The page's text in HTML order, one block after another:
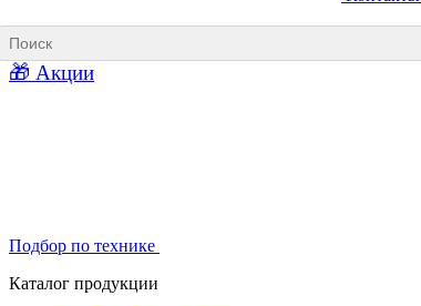
Ковши для фронтальных погрузчиков
🎁 Акции
Подбор по технике
Каталог продукции